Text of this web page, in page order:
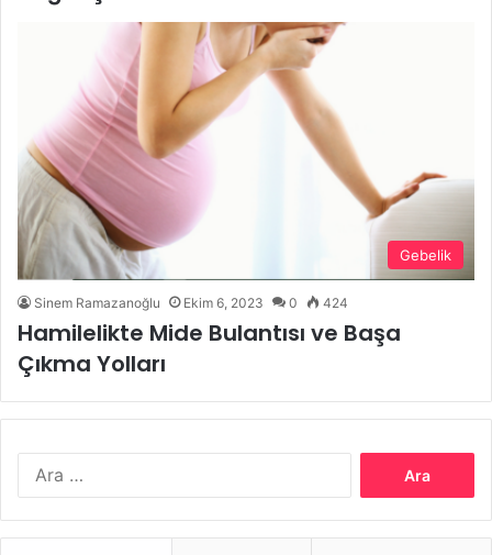
Gebelik
Sinem Ramazanoğlu Ekim 6, 2023 0 424
Hamilelikte Mide Bulantısı ve Başa
Çıkma Yolları